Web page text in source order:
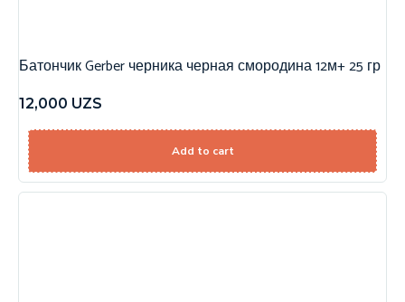
Батончик Gerber черника черная смородина 12м+ 25 гр
12,000 UZS
Add to cart